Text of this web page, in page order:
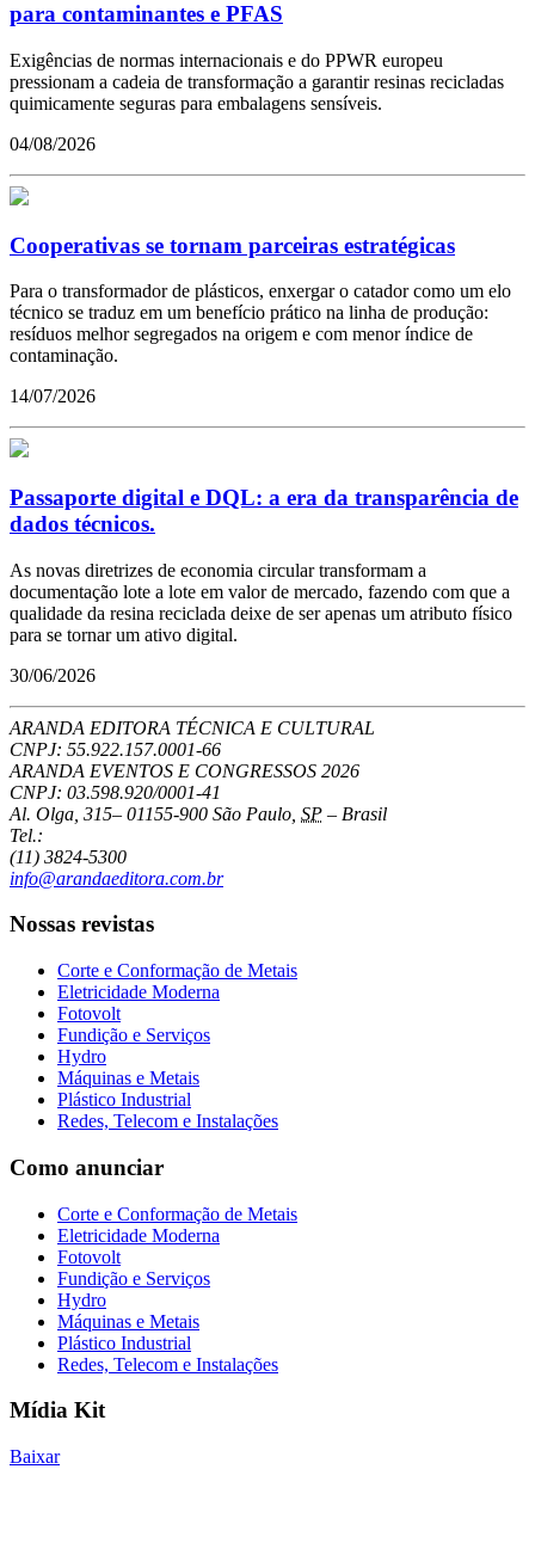
para contaminantes e PFAS
Exigências de normas internacionais e do PPWR europeu
pressionam a cadeia de transformação a garantir resinas recicladas
quimicamente seguras para embalagens sensíveis.
04/08/2026
Cooperativas se tornam parceiras estratégicas
Para o transformador de plásticos, enxergar o catador como um elo
técnico se traduz em um benefício prático na linha de produção:
resíduos melhor segregados na origem e com menor índice de
contaminação.
14/07/2026
Passaporte digital e DQL: a era da transparência de
dados técnicos.
As novas diretrizes de economia circular transformam a
documentação lote a lote em valor de mercado, fazendo com que a
qualidade da resina reciclada deixe de ser apenas um atributo físico
para se tornar um ativo digital.
30/06/2026
ARANDA EDITORA TÉCNICA E CULTURAL
CNPJ: 55.922.157.0001-66
ARANDA EVENTOS E CONGRESSOS 2026
CNPJ: 03.598.920/0001-41
Al. Olga, 315– 01155-900 São Paulo SP – Brasil
Tel.:
(11) 3824-5300
info@arandaeditora.com.br
Nossas revistas
Corte e Conformação de Metais
Eletricidade Moderna
Fotovolt
Fundição e Serviços
Hydro
Máquinas e Metais
Plástico Industrial
Redes, Telecom e Instalações
Como anunciar
Corte e Conformação de Metais
Eletricidade Moderna
Fotovolt
Fundição e Serviços
Hydro
Máquinas e Metais
Plástico Industrial
Redes, Telecom e Instalações
Mídia Kit
Baixar